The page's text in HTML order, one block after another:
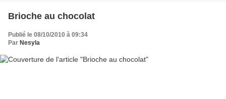
Brioche au chocolat
Publié le 08/10/2010 à 09:34
Par Nesyla